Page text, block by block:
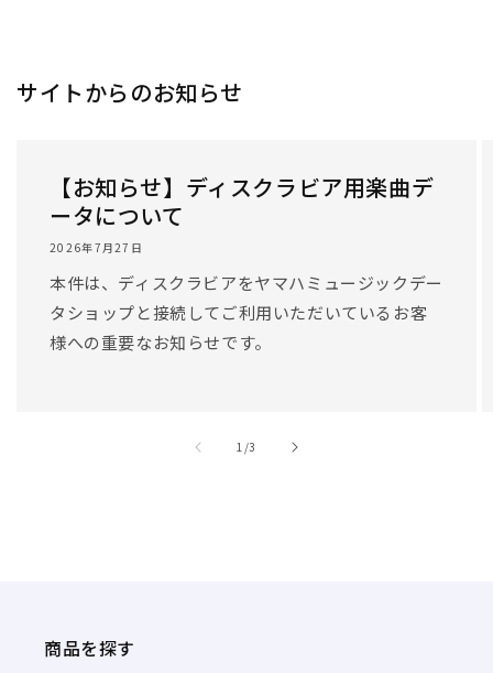
サイトからのお知らせ
【お知らせ】ディスクラビア用楽曲デ
ータについて
2026年7月27日
本件は、ディスクラビアをヤマハミュージックデー
タショップと接続してご利用いただいているお客
様への重要なお知らせです。
1 //3
商品を探す